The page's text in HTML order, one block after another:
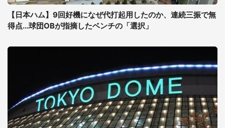
【日本ハム】9回好機になぜ代打起用したのか、連続三振で無
得点...球団OBが指摘したベンチの「選択」